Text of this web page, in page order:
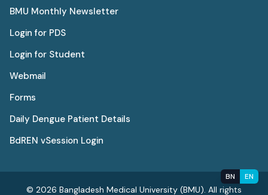
BMU Monthly Newsletter
Login for PDS
Login for Student
Webmail
Forms
Daily Dengue Patient Details
BdREN vSession Login
BN EN
© 2026 Bangladesh Medical University (BMU). All rights